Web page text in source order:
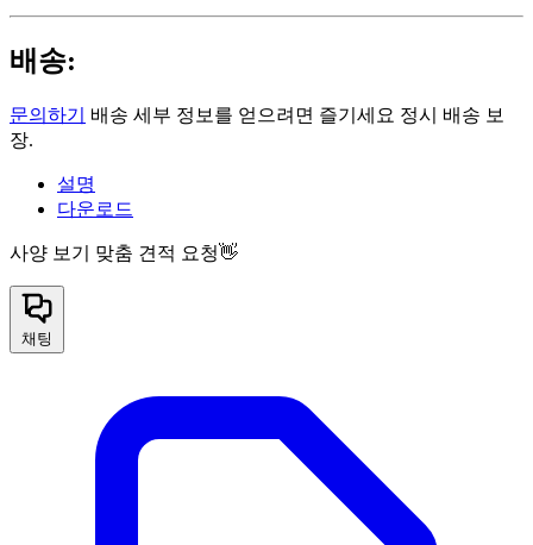
배송:
문의하기
배송 세부 정보를 얻으려면 즐기세요 정시 배송 보
장.
설명
다운로드
사양 보기 맞춤 견적 요청👋
채팅